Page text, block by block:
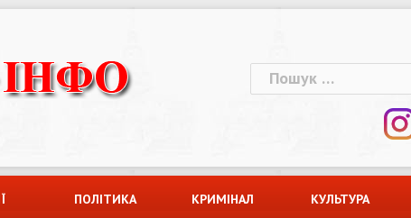
Пошук:
ПОЛІТИКА КРИМІНАЛ КУЛЬТУРА